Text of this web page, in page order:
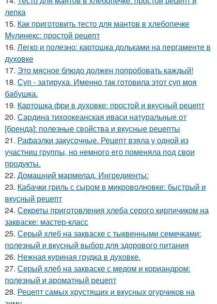
лепка
15. Как приготовить тесто для мантов в хлебопечке
Мулинекс: простой рецепт
16. Легко и полезно: картошка дольками на пергаменте в
духовке
17. Это мясное блюдо должен попробовать каждый!
18. Суп - затируха. Именно так готовила этот суп моя
бабушка.
19. Картошка фри в духовке: простой и вкусный рецепт
20. Сардина тихоокеанская иваси натуральные от
[бренда]: полезные свойства и вкусные рецепты
21. Рафаэлки закусочные. Рецепт взяла у одной из
участниц группы, но немного его поменяла под свои
продукты.
22. Домашний мармелад. Ингредиенты:
23. Кабачки гриль с сыром в микроволновке: быстрый и
вкусный рецепт
24. Секреты приготовления хлеба серого кирпичиком на
закваске: мастер-класс
25. Серый хлеб на закваске с тыквенными семечками:
полезный и вкусный выбор для здорового питания
26. Нежная куриная грудка в духовке.
27. Серый хлеб на закваске с медом и кориандром:
полезный и ароматный рецепт
28. Рецепт самых хрустящих и вкусных огурчиков на